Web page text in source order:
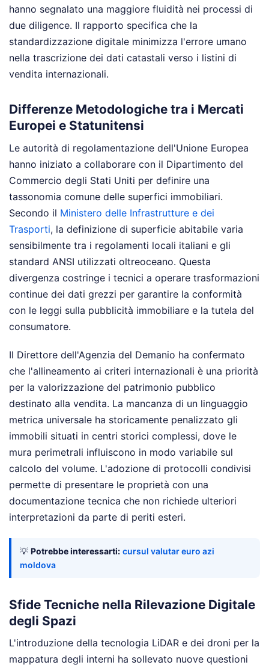
hanno segnalato una maggiore fluidità nei processi di
due diligence. Il rapporto specifica che la
standardizzazione digitale minimizza l'errore umano
nella trascrizione dei dati catastali verso i listini di
vendita internazionali.
Differenze Metodologiche tra i Mercati
Europei e Statunitensi
Le autorità di regolamentazione dell'Unione Europea
hanno iniziato a collaborare con il Dipartimento del
Commercio degli Stati Uniti per definire una
tassonomia comune delle superfici immobiliari.
Secondo il Ministero delle Infrastrutture e dei
Trasporti, la definizione di superficie abitabile varia
sensibilmente tra i regolamenti locali italiani e gli
standard ANSI utilizzati oltreoceano. Questa
divergenza costringe i tecnici a operare trasformazioni
continue dei dati grezzi per garantire la conformità
con le leggi sulla pubblicità immobiliare e la tutela del
consumatore.
Il Direttore dell'Agenzia del Demanio ha confermato
che l'allineamento ai criteri internazionali è una priorità
per la valorizzazione del patrimonio pubblico
destinato alla vendita. La mancanza di un linguaggio
metrica universale ha storicamente penalizzato gli
immobili situati in centri storici complessi, dove le
mura perimetrali influiscono in modo variabile sul
calcolo del volume. L'adozione di protocolli condivisi
permette di presentare le proprietà con una
documentazione tecnica che non richiede ulteriori
interpretazioni da parte di periti esteri.
💡 Potrebbe interessarti: cursul valutar euro azi
moldova
Sfide Tecniche nella Rilevazione Digitale
degli Spazi
L'introduzione della tecnologia LiDAR e dei droni per la
mappatura degli interni ha sollevato nuove questioni